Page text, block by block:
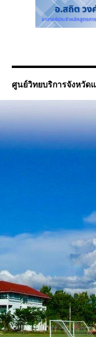
ศูนย์วิทยบริการจังหวัด